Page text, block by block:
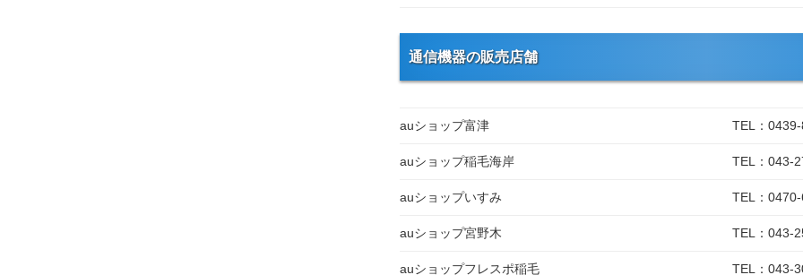
通信機器の販売店舗
auショップ富津 TEL：
auショップ稲毛海岸 TEL：043-
auショップいすみ TEL：
auショップ宮野木 TEL：043-
auショップフレスポ稲毛 TEL：043-